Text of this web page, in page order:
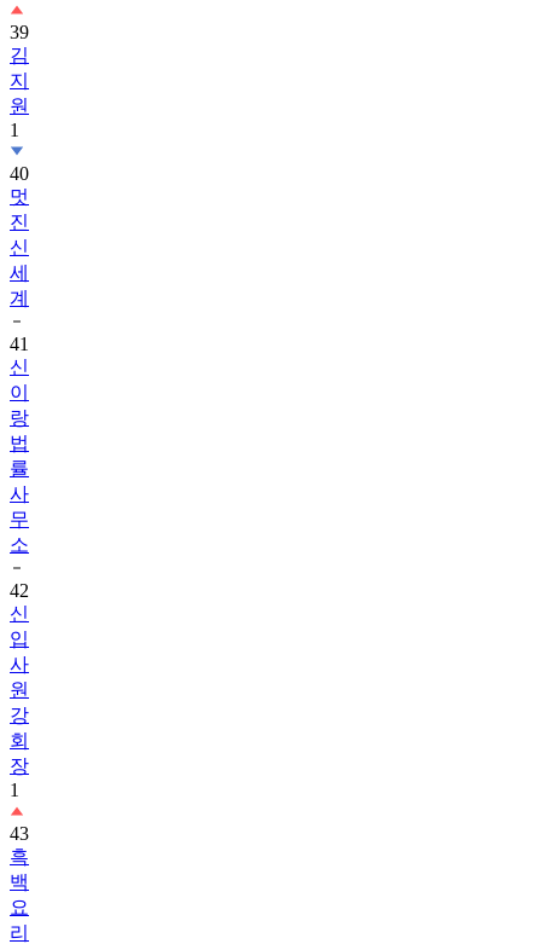
39
김
지
원
1
40
멋
진
신
세
계
41
신
이
랑
법
률
사
무
소
42
신
입
사
원
강
회
장
1
43
흑
백
요
리